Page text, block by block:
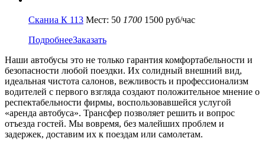
Сканиа К 113 Мест: 50 1700 1500 руб/час
ПодробнееЗаказать
Наши автобусы это не только гарантия комфортабельности и
безопасности любой поездки. Их солидный внешний вид,
идеальная чистота салонов, вежливость и профессионализм
водителей с первого взгляда создают положительное мнение о
респектабельности фирмы, воспользовавшейся услугой
«аренда автобуса». Трансфер позволяет решить и вопрос
отъезда гостей. Мы вовремя, без малейших проблем и
задержек, доставим их к поездам или самолетам.